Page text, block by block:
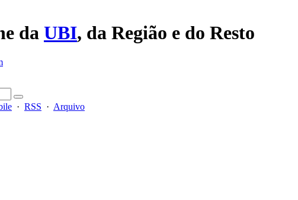
da UBI, da Região e do Resto
· RSS · Arquivo